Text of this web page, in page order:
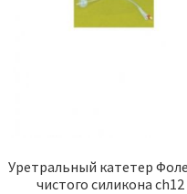
Уретральный катетер
чистого силикона ch12